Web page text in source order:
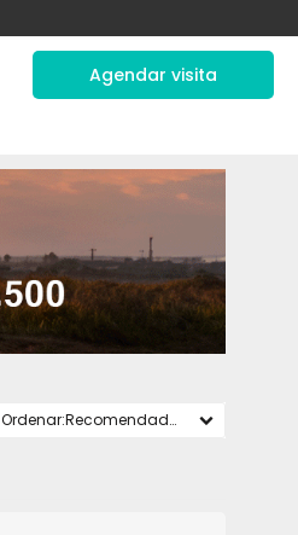
Agendar visita
Recomendados